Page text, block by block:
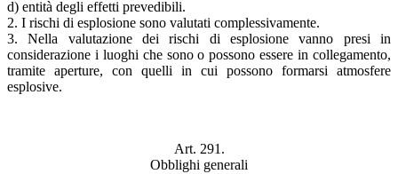
d) entità degli effetti prevedibili.
2. I rischi di esplosione sono valutati complessivamente.
3. Nella valutazione dei rischi di esplosione vanno presi in
considerazione i luoghi che sono o possono essere in collegamento,
tramite aperture, con quelli in cui possono formarsi atmosfere
esplosive.
Art. 291.
Obblighi generali